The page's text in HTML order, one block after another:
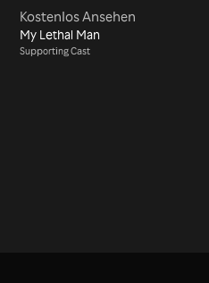
Kostenlos Ansehen
My Lethal Man
Supporting Cast